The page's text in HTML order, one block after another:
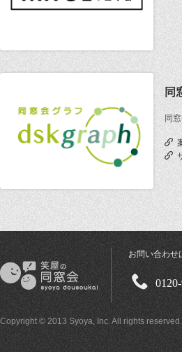
同
同
お問い合わせ
Copyright © 2013 Syoya, Inc. All rights reserved.